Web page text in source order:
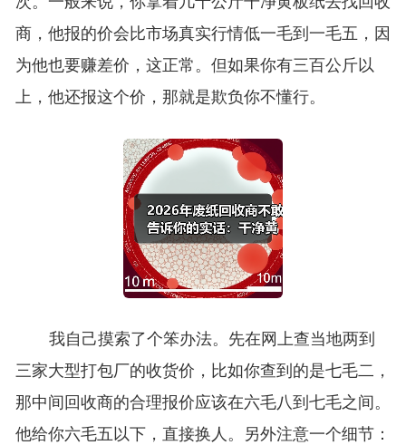
商，他报的价会比市场真实行情低一毛到一毛五，因
为他也要赚差价，这正常。但如果你有三百公斤以
上，他还报这个价，那就是欺负你不懂行。
我自己摸索了个笨办法。先在网上查当地两到
三家大型打包厂的收货价，比如你查到的是七毛二，
那中间回收商的合理报价应该在六毛八到七毛之间。
他给你六毛五以下，直接换人。另外注意一个细节：